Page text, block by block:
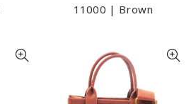
11000 | Brown